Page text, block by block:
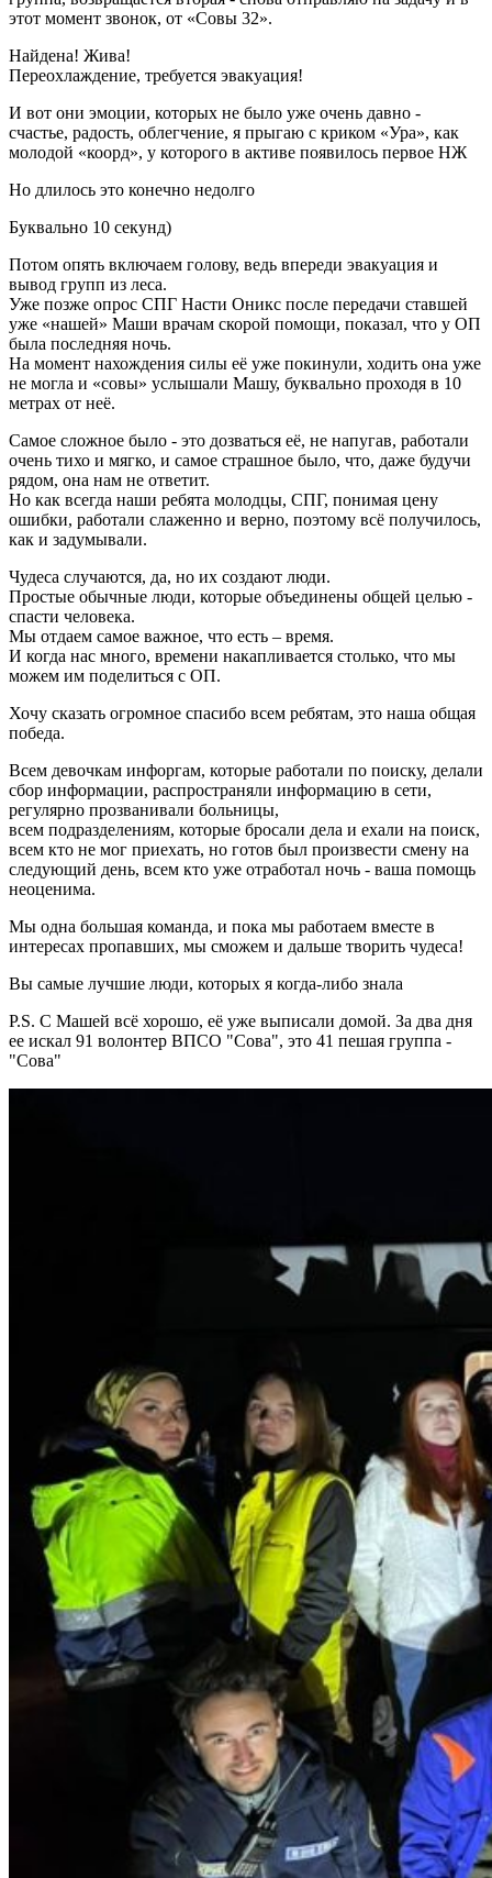
этот момент звонок, от «Совы 32».
Найдена! Жива!
Переохлаждение, требуется эвакуация!
И вот они эмоции, которых не было уже очень давно -
счастье, радость, облегчение, я прыгаю с криком «Ура», как
молодой «коорд», у которого в активе появилось первое НЖ
Но длилось это конечно недолго
Буквально 10 секунд)
Потом опять включаем голову, ведь впереди эвакуация и
вывод групп из леса.
Уже позже опрос СПГ Насти Оникс после передачи ставшей
уже «нашей» Маши врачам скорой помощи, показал, что у ОП
была последняя ночь.
На момент нахождения силы её уже покинули, ходить она уже
не могла и «совы» услышали Машу, буквально проходя в 10
метрах от неё.
Самое сложное было - это дозваться её, не напугав, работали
очень тихо и мягко, и самое страшное было, что, даже будучи
рядом, она нам не ответит.
Но как всегда наши ребята молодцы, СПГ, понимая цену
ошибки, работали слаженно и верно, поэтому всё получилось,
как и задумывали.
Чудеса случаются, да, но их создают люди.
Простые обычные люди, которые объединены общей целью -
спасти человека.
Мы отдаем самое важное, что есть – время.
И когда нас много, времени накапливается столько, что мы
можем им поделиться с ОП.
Хочу сказать огромное спасибо всем ребятам, это наша общая
победа.
Всем девочкам инфоргам, которые работали по поиску, делали
сбор информации, распространяли информацию в сети,
регулярно прозванивали больницы,
всем подразделениям, которые бросали дела и ехали на поиск,
всем кто не мог приехать, но готов был произвести смену на
следующий день, всем кто уже отработал ночь - ваша помощь
неоценима.
Мы одна большая команда, и пока мы работаем вместе в
интересах пропавших, мы сможем и дальше творить чудеса!
Вы самые лучшие люди, которых я когда-либо знала
P.S. С Машей всё хорошо, её уже выписали домой. За два дня
ее искал 91 волонтер ВПСО "Сова", это 41 пешая группа -
"Сова"